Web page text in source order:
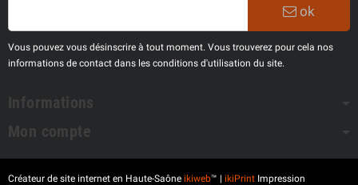
ok
Vous pouvez vous désinscrire à tout moment. Vous trouverez pour cela nos
informations de contact dans les conditions d'utilisation du site.
Informations
Mon compte
Créateur de site internet en Haute-Saône ikiweb™ | ikiPrint Impression